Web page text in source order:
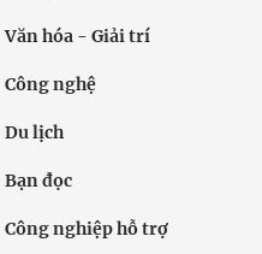
Văn hóa - Giải trí
Công nghệ
Du lịch
Bạn đọc
Công nghiệp hỗ trợ